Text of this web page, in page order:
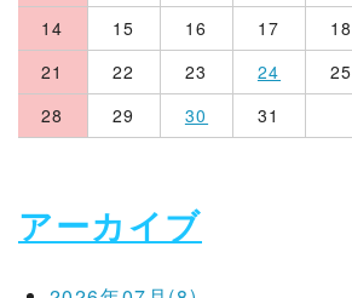
14
15 16 17 18
21
22 23 24 25
28
29 30 31
アーカイブ